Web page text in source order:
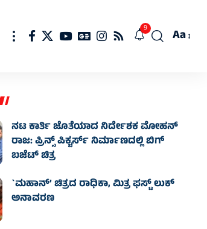
9
Font
Aa
ನಟ ಕಾರ್ತಿ ಜೊತೆಯಾದ ನಿರ್ದೇಶಕ ಮೋಹನ್
ರಾಜ: ಪ್ರಿನ್ಸ್ ಪಿಕ್ಚರ್ಸ್ ನಿರ್ಮಾಣದಲ್ಲಿ ಬಿಗ್
ಬಜೆಟ್ ಚಿತ್ರ
`ಮಹಾನ್’ ಚಿತ್ರದ ರಾಧಿಕಾ, ಮಿತ್ರ ಫಸ್ಟ್ ಲುಕ್
ಅನಾವರಣ